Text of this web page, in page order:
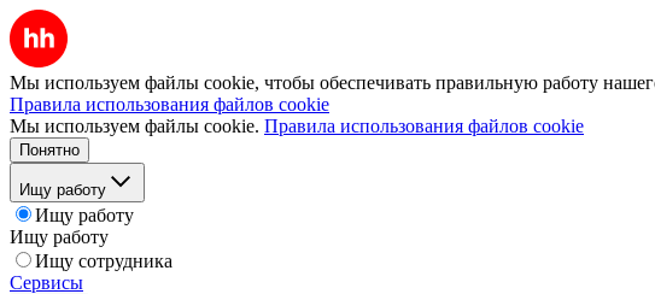
Мы используем файлы cookie, чтобы обеспечивать правильную работу
Правила использования файлов cookie
Мы используем файлы cookie. Правила использования файлов cookie
Понятно
Ищу работу
Ищу работу
Ищу работу
Ищу сотрудника
Сервисы